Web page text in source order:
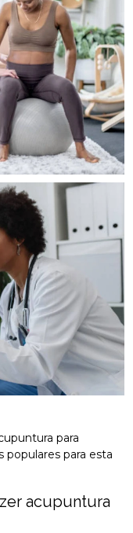
para
para esta
acupuntura